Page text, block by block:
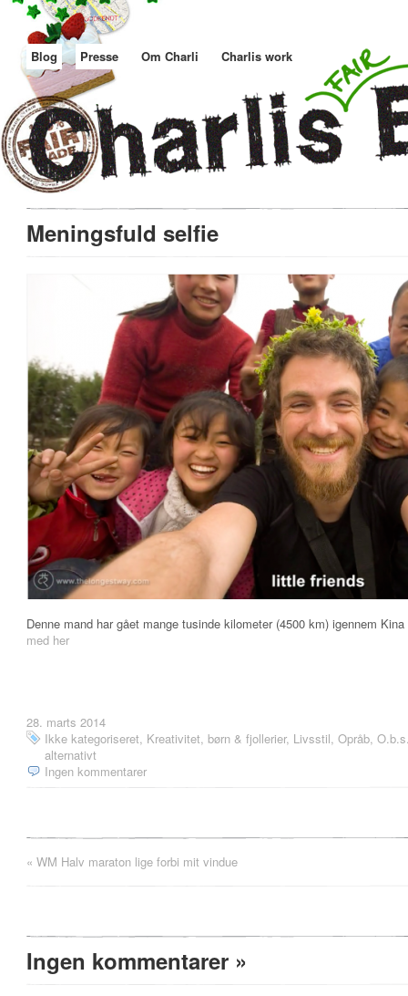
Blog Presse Om Charli Charlis work
Meningsfuld selfie
Denne mand har gået mange tusinde kilometer (4500 km) igennem
med her
28. marts 2014
Ikke kategoriseret, Kreativitet, børn & fjollerier, Livsstil, Opråb,
alternativt
Ingen kommentarer
« WM Halv maraton lige forbi mit vindue
Ingen kommentarer »